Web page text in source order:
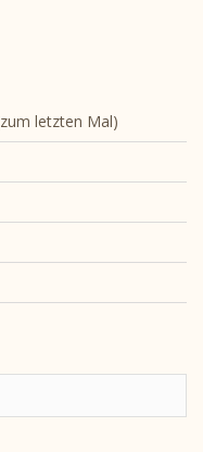
letzten Mal)